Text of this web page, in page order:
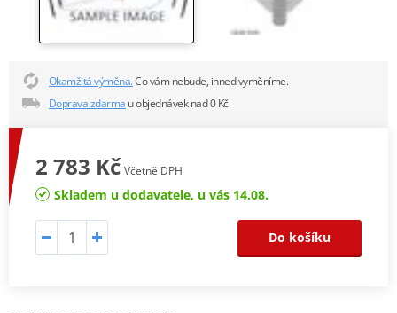
Okamžitá výměna.Co vám nebude, ihned vyměníme.
Doprava zdarma u objednávek nad 0 Kč
2 783 Kč Včetně DPH
Skladem u dodavatele, u vás 14.08.
Do košíku